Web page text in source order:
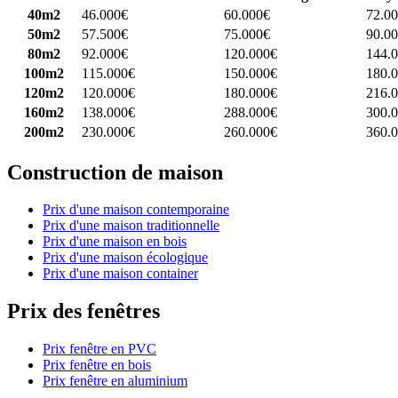
40m2
46.000€ 60.000€
50m2
57.500€ 75.000€
80m2
92.000€ 120.000€
100m2
115.000€ 150.000€
120m2
120.000€ 180.000€
160m2
138.000€ 288.000€
200m2
230.000€ 260.000€
Construction de maison
Prix d'une maison contemporaine
Prix d'une maison traditionnelle
Prix d'une maison en bois
Prix d'une maison écologique
Prix d'une maison container
Prix des fenêtres
Prix fenêtre en PVC
Prix fenêtre en bois
Prix fenêtre en aluminium